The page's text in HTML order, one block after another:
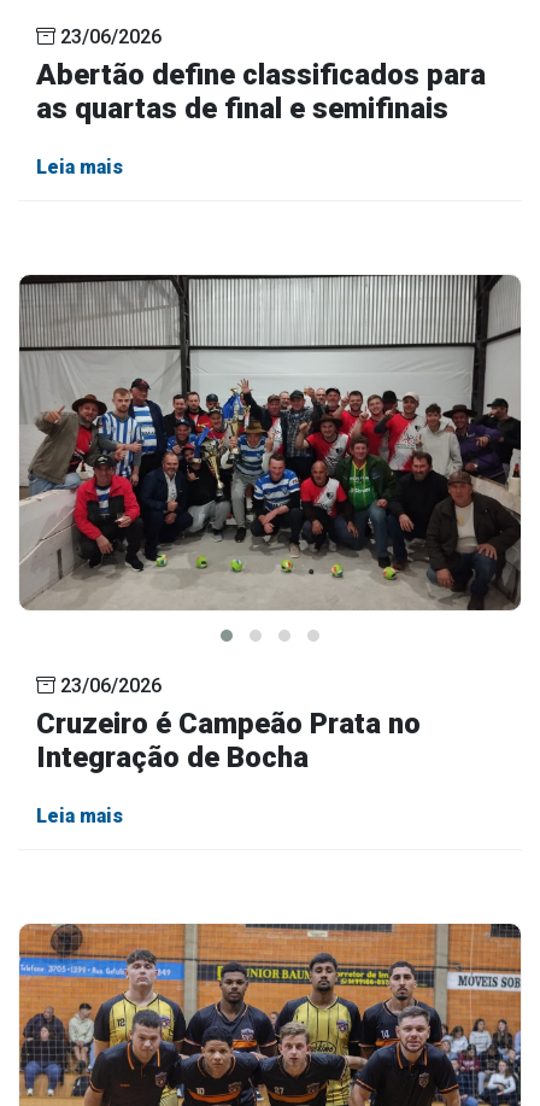
23/06/2026
Abertão define classificados para
as quartas de final e semifinais
Leia mais
23/06/2026
Cruzeiro é Campeão Prata no
Integração de Bocha
Leia mais